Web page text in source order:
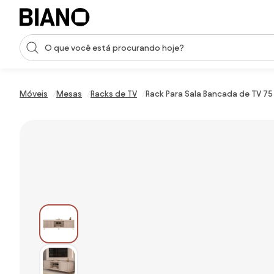
Saltar para o conteúdo
Entrada de pesquisa
Móveis Mesas Racks de TV Rack Para Sala Bancada de TV